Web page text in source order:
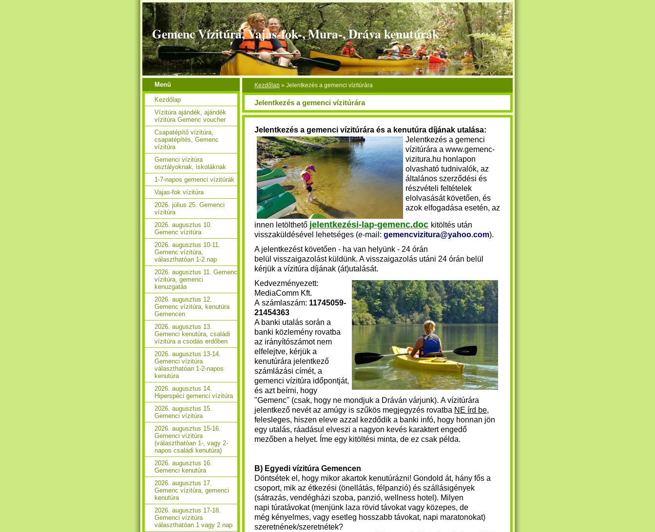
Gemenc Vízitúra, Vajas-fok-, Mura-, Dráva kenutúrák
Kezdőlap » Jelentkezés a gemenci vízitúrára
Jelentkezés a gemenci vízitúrára
Jelentkezés a gemenci vízitúrára és a kenutúra díjának utalása:
Jelentkezés a gemenci
vízitúrára a www.gemenc-
vizitura.hu honlapon
olvasható tudnivalók, az
általános szerződési és
részvételi feltételek
elolvasását követően, és
azok elfogadása esetén, az
innen letölthető jelentkezési-lap-gemenc.doc kitöltés után
visszaküldésével lehetséges (e-mail: gemencvizitura@yahoo.com).
A jelentkezést követően - ha van helyünk - 24 órán
belül visszaigazolást küldünk. A visszaigazolás utáni 24 órán belül
kérjük a vízitúra díjának (át)utalását.
Kedvezményezett:
MediaComm Kft.
A számlaszám: 11745059-
21454363
A banki utalás során a
banki közlemény rovatba
az irányítószámot nem
elfelejtve, kérjük a
kenutúrára jelentkező
számlázási címét, a
gemenci vízitúra időpontját,
és azt beírni, hogy
"Gemenc" (csak, hogy ne mondjuk a Dráván várjunk). A vízitúrára
jelentkező nevét az amúgy is szűkös megjegyzés rovatba NE írd be,
felesleges, hiszen eleve azzal kezdődik a banki infó, hogy honnan jön
egy utalás, ráadásul elveszi a nagyon kevés karaktert engedő
mezőben a helyet. Íme egy kitöltési minta, de ez csak példa.
B) Egyedi vízitúra Gemencen
Döntsétek el, hogy mikor akartok kenutúrázni! Gondold át, hány fős a
csoport, mik az étkezési (önellátás, félpanzió) és szállásigények
(sátrazás, vendégházi szoba, panzió, wellness hotel). Milyen
napi túratávokat (menjünk laza rövid távokat vagy közepes, de
még kényelmes, vagy esetleg hosszabb távokat, napi maratonokat)
szeretnének/szeretnétek?
Menü
Kezdőlap
Vízitúra ajándék, ajándék
vízitúra Gemenc voucher
Csapatépítő vízitúra,
csapatépítés, Gemenc
vízitúra
Gemenci vízitúra
osztályoknak, iskoláknak
1-7-napos gemenci vízitúrák
Vajas-fok vízitúra
2026. július 25. Gemenci
vízitúra
2026. augusztus 10.
Gemenc vízitúra
2026. augusztus 10-11.
Gemenc vízitúra,
választhatóan 1-2 nap
2026. augusztus 11. Gemenc
vízitúra, gemenci
kenuzgatás
2026. augusztus 12.
Gemenc vízitúra, kenutúra
Gemencen
2026. augusztus 13.
Gemenci kenutúra, családi
vízitúra a csodás erdőben
2026. augusztus 13-14.
Gemenci vízitúra
választhatóan 1-2-napos
kenutúra
2026. augusztus 14.
Hiperspéci gemenci vízitúra
2026. augusztus 15.
Gemenci vízitúra
2026. augusztus 15-16.
Gemenci vízitúra
(választhatóan 1-, vagy 2-
napos családi kenutúra)
2026. augusztus 16.
Gemenci kenutúra
2026. augusztus 17.
Gemenc vízitúra, gemenci
kenutúra
2026. augusztus 17-18.
Gemenci vízitúra
választhatóan 1 vagy 2 nap